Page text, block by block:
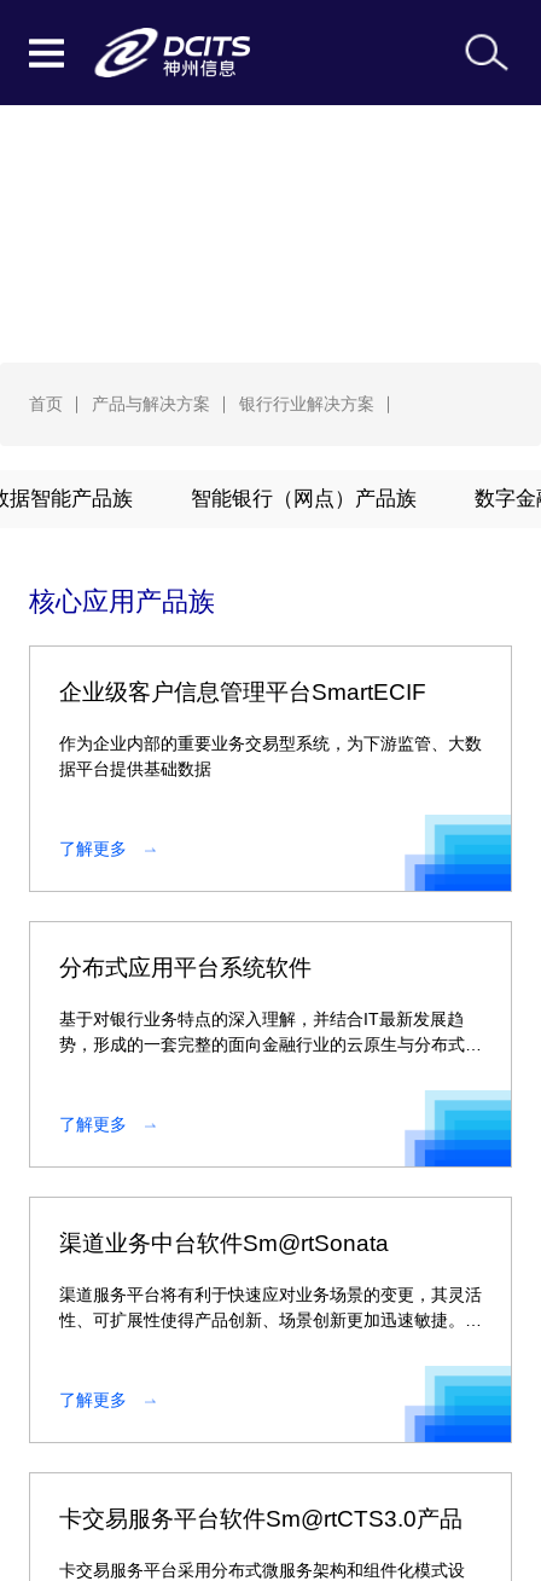
首页 产品与解决方案 银行行业解决方案
据智能产品族 智能银行（网点）产品族 数字
核心应用产品族
企业级客户信息管理平台SmartECIF
作为企业内部的重要业务交易型系统，为下游监管、大数
据平台提供基础数据
了解更多
分布式应用平台系统软件
基于对银行业务特点的深入理解，并结合IT最新发展趋
势，形成的一套完整的面向金融行业的云原生与分布式整
了解更多
渠道业务中台软件Sm@rtSonata
渠道服务平台将有利于快速应对业务场景的变更，其灵活
性、可扩展性使得产品创新、场景创新更加迅速敏捷。在
力，共享场景数据，为以客户为中心的全渠道协同提供最
有效的支撑。
了解更多
卡交易服务平台软件Sm@rtCTS3.0产品
卡交易服务平台采用分布式微服务架构和组件化模式设